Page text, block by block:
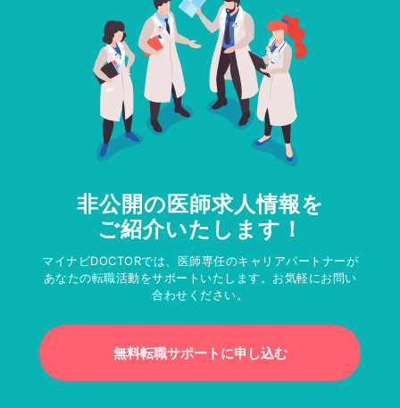
非公開の医師求人情報を
ご紹介いたします！
マイナビDOCTORでは、医師専任のキャリアパートナーが
あなたの転職活動をサポートいたします。お気軽にお問い
合わせください。
無料転職サポートに申し込む